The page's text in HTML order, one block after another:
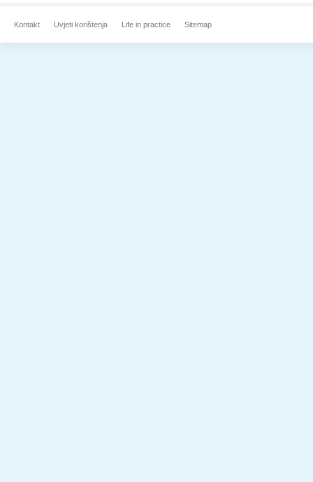
Kontakt Uvjeti korištenja Life in practice Sitemap